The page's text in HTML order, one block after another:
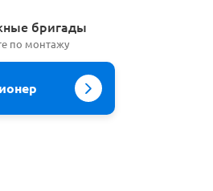
бригады
по монтажу